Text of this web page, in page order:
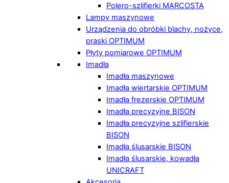
Polero-szlifierki MARCOSTA
Lampy maszynowe
Urządzenia do obróbki blachy, nożyce,
praski OPTIMUM
Płyty pomiarowe OPTIMUM
Imadła
Imadła maszynowe
Imadła wiertarskie OPTIMUM
Imadła frezerskie OPTIMUM
Imadła precyzyjne BISON
Imadła precyzyjne szlifierskie
BISON
Imadła ślusarskie BISON
Imadła ślusarskie, kowadła
UNICRAFT